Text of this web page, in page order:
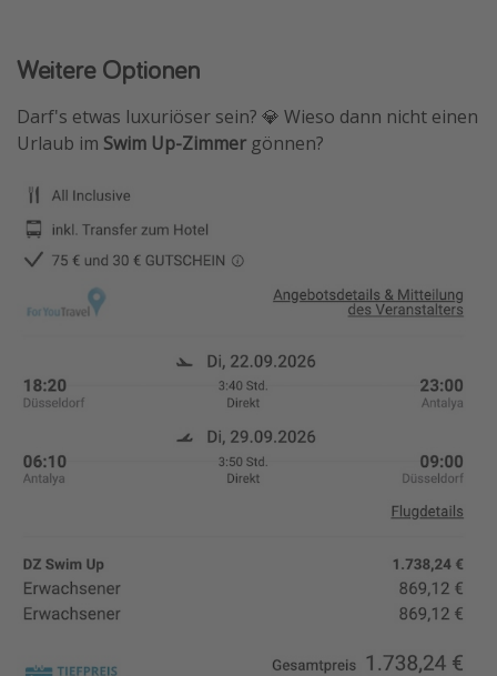
Weitere Optionen
Darf's etwas luxuriöser sein? 💎 Wieso dann nicht einen
Urlaub im Swim Up-Zimmer gönnen?